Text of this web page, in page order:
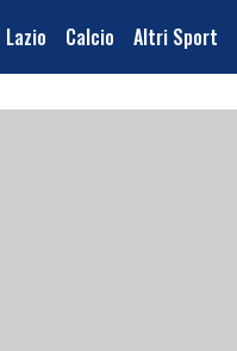
Lazio Calcio Altri Sport